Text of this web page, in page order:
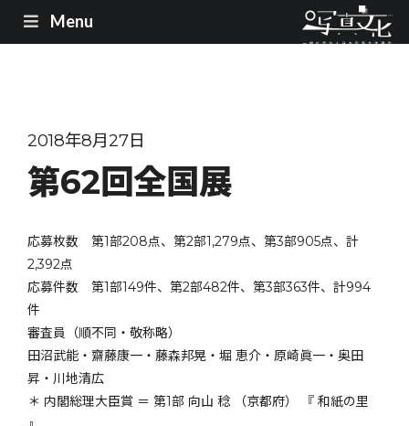
Menu
2018年8月27日
第62回全国展
応募枚数 第1部208点、第2部1,279点、第3部905点、計
2,392点
応募件数 第1部149件、第2部482件、第3部363件、計994
件
審査員（順不同・敬称略）
田沼武能・齋藤康一・藤森邦晃・堀 恵介・原崎眞一・奥田
昇・川地清広
＊ 内閣総理大臣賞 ＝ 第1部 向山 稔 （京都府） 『 和紙の里